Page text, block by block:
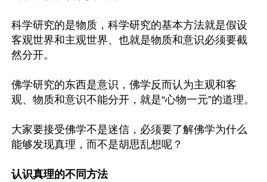
科学研究的是物质，科学研究的基本方法就是假设
客观世界和主观世界、也就是物质和意识必须要截
然分开。
佛学研究的东西是意识，佛学反而认为主观和客
观、物质和意识不能分开，就是“心物一元”的道理。
大家要接受佛学不是迷信，必须要了解佛学为什么
能够发现真理，而不是胡思乱想呢？
认识真理的不同方法